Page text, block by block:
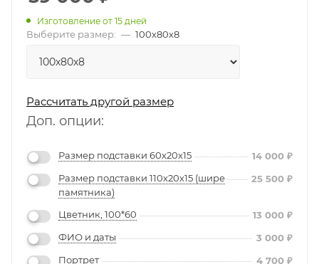
Изготовление от 15 дней
Выберите размер: — 100х80х8
Рассчитать другой размер
Доп. опции:
Размер подставки 60х20х15 14 000 ₽
Размер подставки 110х20х15 (шире
памятника)
25 500 ₽
Цветник, 100*60 13 000 ₽
ФИО и даты
3 000 ₽
Портрет
4 700 ₽